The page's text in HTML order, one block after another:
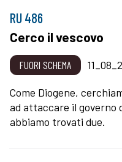
RU 486
Cerco il vescovo
FUORI SCHEMA
Come Diogene,
ad attaccare il governo
abbiamo trovati due.